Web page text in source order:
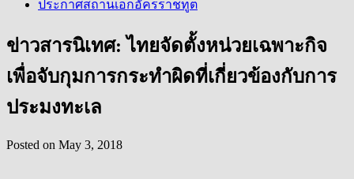
ประกาศสถานเอกอัครราชทูต
ข่าวสารนิเทศ: ไทยจัดตั้งหน่วยเฉพาะกิจ
เพื่อจับกุมการกระทำผิดที่เกี่ยวข้องกับการ
ประมงทะเล
Posted on May 3, 2018